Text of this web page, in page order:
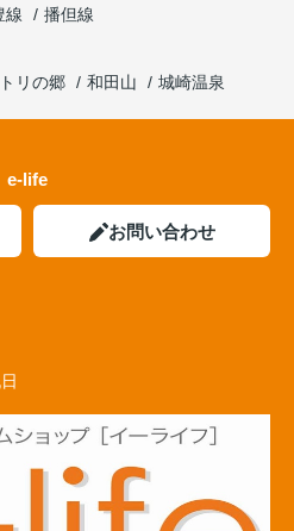
線
播但線
リの郷 和田山 城崎温泉
e-life
お問い合わせ